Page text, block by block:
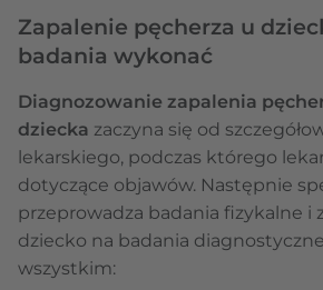
Zapalenie pęcherza u
badania wykonać
Diagnozowanie zapalenia
dziecka zaczyna się od
lekarskiego, podczas którego
dotyczące objawów. Następnie
przeprowadza badania fizykalne i
dziecko na badania
wszystkim: